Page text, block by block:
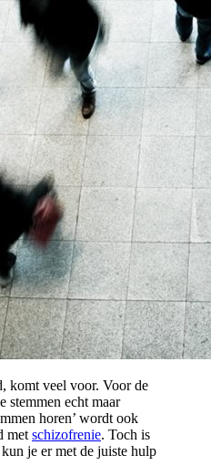
komt veel voor. Voor de
stemmen echt maar
horen’ wordt ook
met schizofrenie. Toch is
je er met de juiste hulp